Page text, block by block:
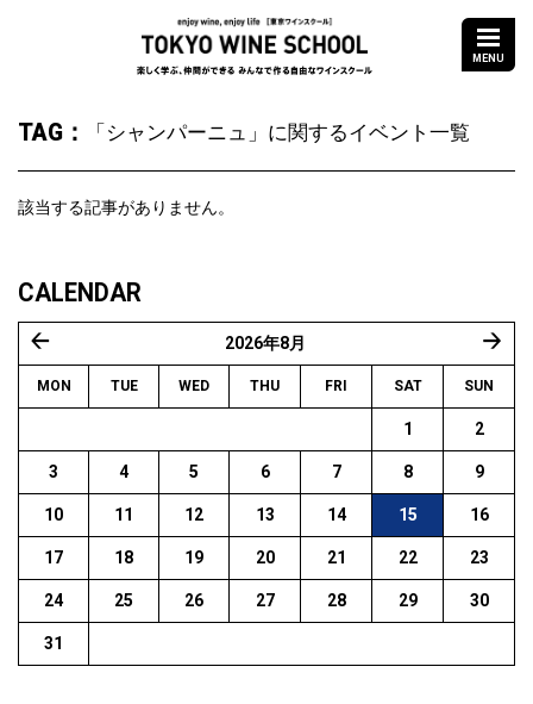
enjoy wine,enjoy life
TOKYO WINE
楽しく学ぶ、仲間
MENU
TAG： 「シャンパーニュ」に関するイベント一覧
該当する記事がありません。
CALENDAR
2026年8月
MON TUE WED THU FRI SAT SUN
1 2
3 4 5 6 7 8 9
10 11 12 13 14 15 16
17 18 19 20 21 22 23
24 25 26 27 28 29 30
31